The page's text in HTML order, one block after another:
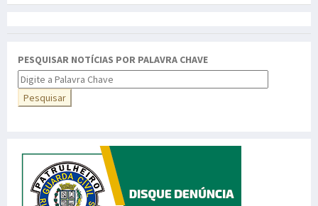
PESQUISAR NOTÍCIAS POR PALAVRA CHAVE